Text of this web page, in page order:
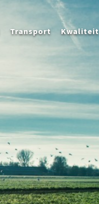
Transport Kwaliteit